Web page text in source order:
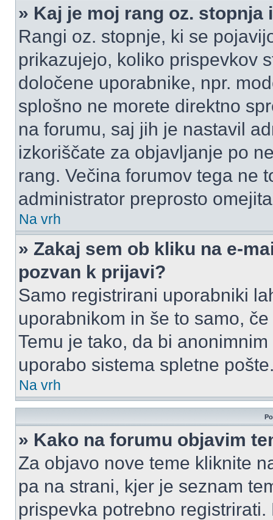
» Kaj je moj rang oz.
Rangi oz. stopnje, ki se
prikazujejo, koliko prispevkov
določene uporabnike, npr.
splošno ne morete direktno
na forumu, saj jih je nastavil
izkoriščate za objavljanje po
rang. Večina forumov tega ne
administrator preprosto
Na vrh
» Zakaj sem ob kliku na e-
pozvan k prijavi?
Samo registrirani uporabniki
uporabnikom in še to samo,
Temu je tako, da bi
uporabo sistema spletne
Na vrh
» Kako na forumu objavim
Za objavo nove teme kliknite
pa na strani, kjer je seznam
prispevka potrebno